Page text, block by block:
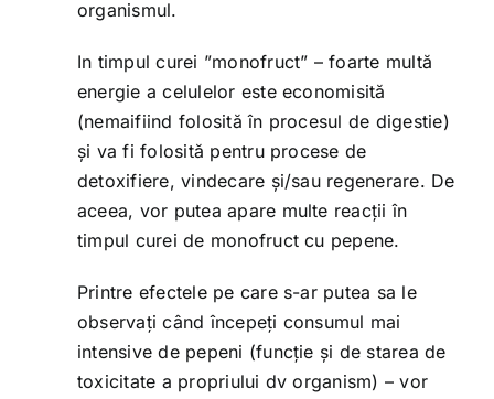
organismul.
In timpul curei ”monofruct” – foarte multă
energie a celulelor este economisită
(nemaifiind folosită în procesul de digestie)
și va fi folosită pentru procese de
detoxifiere, vindecare și/sau regenerare. De
aceea, vor putea apare multe reacții în
timpul curei de monofruct cu pepene.
Printre efectele pe care s-ar putea sa le
observați când începeți consumul mai
intensive de pepeni (funcție și de starea de
toxicitate a propriului dv organism) – vor